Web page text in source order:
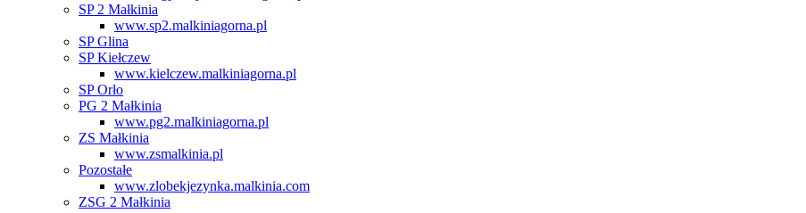
SP 2 Małkinia
www.sp2.malkiniagorna.pl
SP Glina
SP Kiełczew
www.kielczew.malkiniagorna.pl
SP Orło
PG 2 Małkinia
www.pg2.malkiniagorna.pl
ZS Małkinia
www.zsmalkinia.pl
Pozostałe
www.zlobekjezynka.malkinia.com
ZSG 2 Małkinia